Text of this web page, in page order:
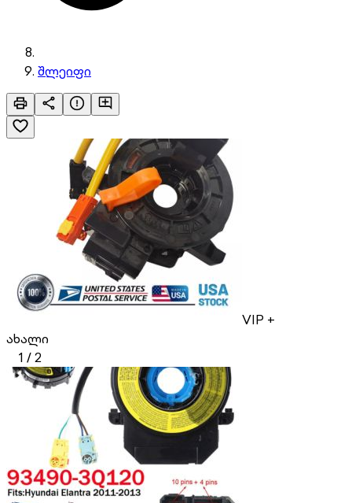
შლეიფი
VIP +
ახალი
1 /2